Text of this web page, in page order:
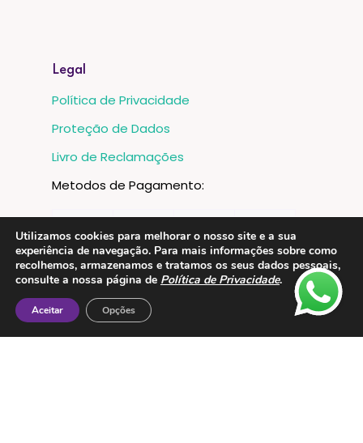
Legal
Política de Privacidade
Proteção de Dados
Livro de Reclamações
Metodos de Pagamento:
Utilizamos cookies para melhorar o nosso site e a sua
experiência de navegação. Para mais informações sobre como
recolhemos, armazenamos e tratamos os seus dados pessoais,
consulte a nossa página de Política de Privacidade.
Aceitar Opções